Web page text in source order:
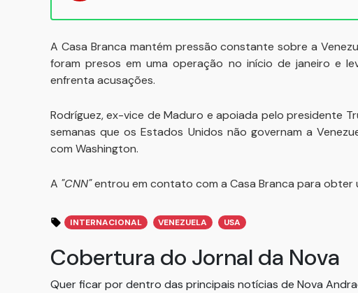
A Casa Branca mantém pressão constante sobre a
foram presos em uma operação no início de janeiro e
enfrenta acusações.
Rodríguez, ex-vice de Maduro e apoiada pelo presidente
semanas que os Estados Unidos não governam a
com Washington.
A "CNN"entrou em contato com a Casa Branca para obter
INTERNACIONAL VENEZUELA USA
Cobertura do Jornal da Nova
Quer ficar por dentro das principais notícias de Nova